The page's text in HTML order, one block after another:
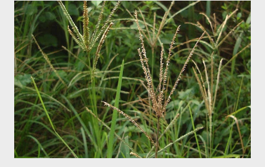
cá. Hoa nở về mùa hạ vào các tháng 5-8. (Hình dưới).